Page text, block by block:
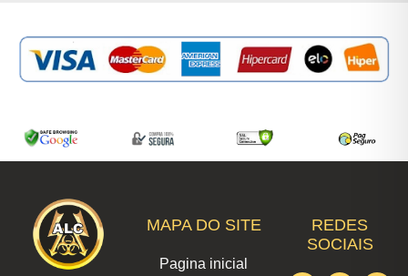
MAPA DO SITE
Pagina inicial
REDES
SOCIAIS